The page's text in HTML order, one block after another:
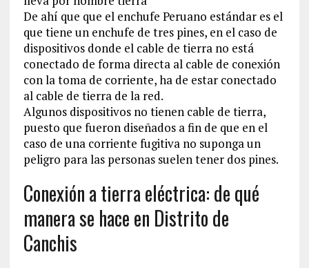
De ahí que que el enchufe Peruano estándar es el
que tiene un enchufe de tres pines, en el caso de
dispositivos donde el cable de tierra no está
conectado de forma directa al cable de conexión
con la toma de corriente, ha de estar conectado
al cable de tierra de la red.
Algunos dispositivos no tienen cable de tierra,
puesto que fueron diseñados a fin de que en el
caso de una corriente fugitiva no suponga un
peligro para las personas suelen tener dos pines.
Conexión a tierra eléctrica: de qué
manera se hace en Distrito de
Canchis